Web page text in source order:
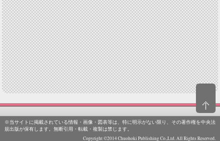
※当サイトに掲載されている情報・画像・図表等は、特に明示がない限り、その著作権を中央法
規出版が保有します。無断引用・転載・複製は禁じます。
Copyright ©2014 Chuohoki Publishing Co.,Ltd. All Rights Reserved.